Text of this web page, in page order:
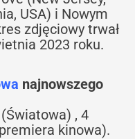
USA) i Nowym
zdjęciowy trwał
2023 roku.
najnowszego
, 4
kinowa).